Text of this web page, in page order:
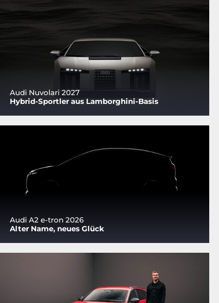
Audi Nuvolari 2027
Hybrid-Sportler aus Lamborghini-Basis
Audi A2 e-tron 2026
Alter Name, neues Glück